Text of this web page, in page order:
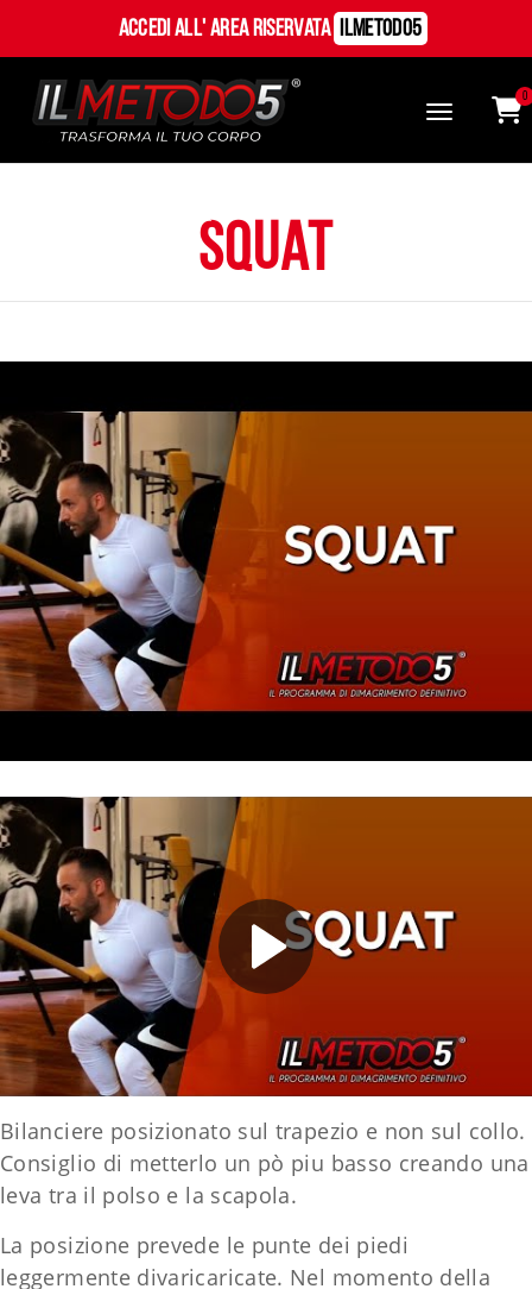
Accedi all' Area Riservata ILMetodo5
0
Squat
Bilanciere posizionato sul trapezio e non sul collo.
Consiglio di metterlo un pò piu basso creando una
leva tra il polso e la scapola.
La posizione prevede le punte dei piedi
leggermente divaricaricate. Nel momento della